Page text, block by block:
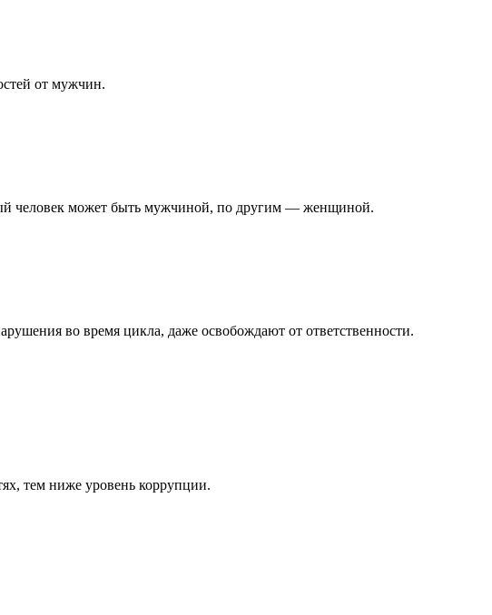
от мужчин.
человек может быть мужчиной, по другим — женщиной.
во время цикла, даже освобождают от ответственности.
тем ниже уровень коррупции.